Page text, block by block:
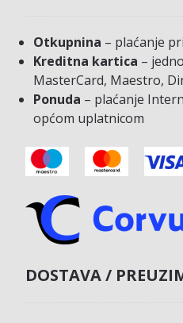
Otkupnina – plaćanje
Kreditna kartica –
MasterCard, Maestro,
Ponuda – plaćanje
općom uplatnicom
DOSTAVA /